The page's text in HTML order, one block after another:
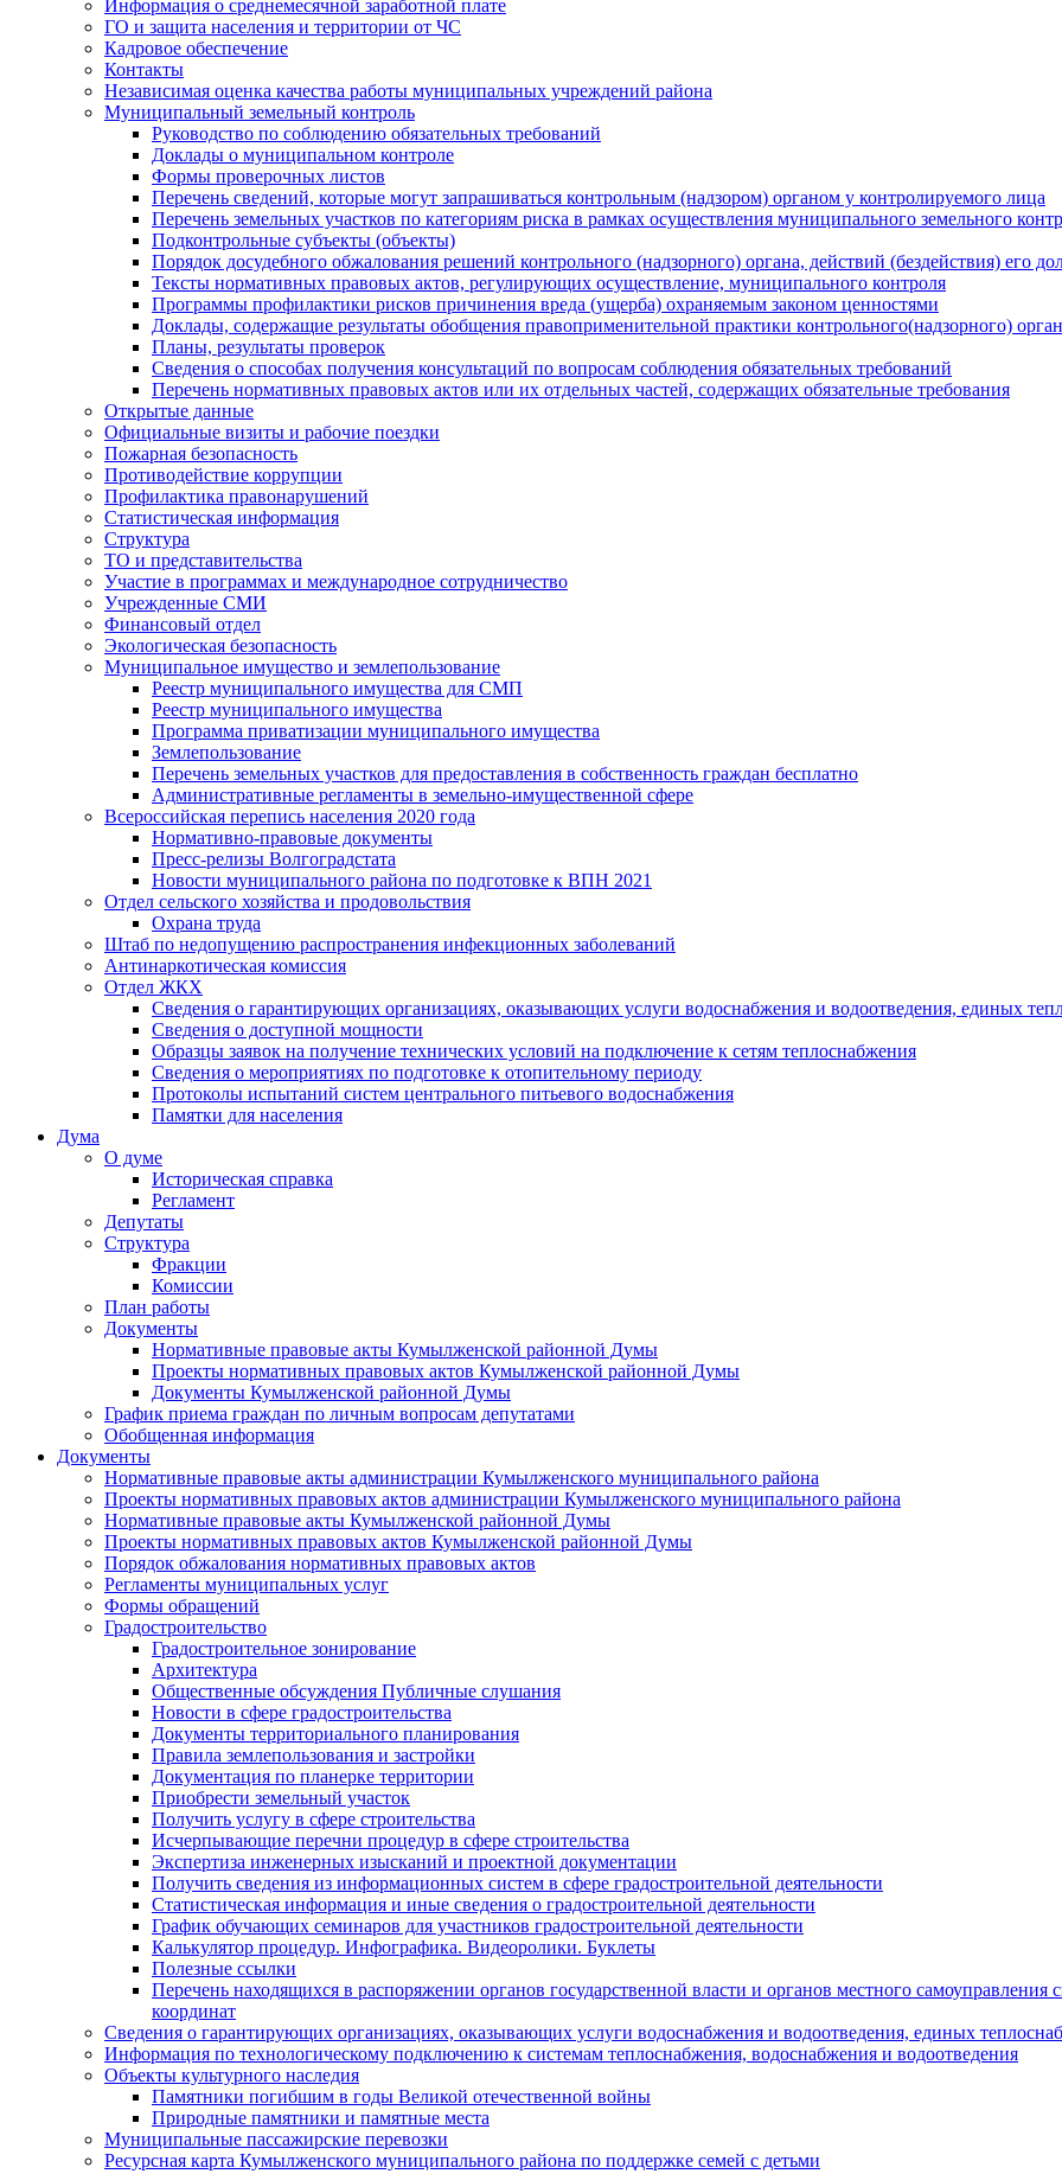
Информация о среднемесячной заработной плате
ГО и защита населения и территории от ЧС
Кадровое обеспечение
Контакты
Независимая оценка качества работы муниципальных учреждений района
Муниципальный земельный контроль
Руководство по соблюдению обязательных требований
Доклады о муниципальном контроле
Формы проверочных листов
Перечень сведений, которые могут запрашиваться контрольным (надзором) органом у контролируемого лица
Перечень земельных участков по категориям риска в рамках осуществления муниципального земельного
Подконтрольные субъекты (объекты)
Порядок досудебного обжалования решений контрольного (надзорного) органа, действий (бездействия) его
Тексты нормативных правовых актов, регулирующих осуществление, муниципального контроля
Программы профилактики рисков причинения вреда (ущерба) охраняемым законом ценностями
Доклады, содержащие результаты обобщения правоприменительной практики контрольного(надзорного)
Планы, результаты проверок
Сведения о способах получения консультаций по вопросам соблюдения обязательных требований
Перечень нормативных правовых актов или их отдельных частей, содержащих обязательные требования
Открытые данные
Официальные визиты и рабочие поездки
Пожарная безопасность
Противодействие коррупции
Профилактика правонарушений
Статистическая информация
Структура
ТО и представительства
Участие в программах и международное сотрудничество
Учрежденные СМИ
Финансовый отдел
Экологическая безопасность
Муниципальное имущество и землепользование
Реестр муниципального имущества для СМП
Реестр муниципального имущества
Программа приватизации муниципального имущества
Землепользование
Перечень земельных участков для предоставления в собственность граждан бесплатно
Административные регламенты в земельно-имущественной сфере
Всероссийская перепись населения 2020 года
Нормативно-правовые документы
Пресс-релизы Волгоградстата
Новости муниципального района по подготовке к ВПН 2021
Отдел сельского хозяйства и продовольствия
Охрана труда
Штаб по недопущению распространения инфекционных заболеваний
Антинаркотическая комиссия
Отдел ЖКХ
Сведения о гарантирующих организациях, оказывающих услуги водоснабжения и водоотведения, единых
Сведения о доступной мощности
Образцы заявок на получение технических условий на подключение к сетям теплоснабжения
Сведения о мероприятиях по подготовке к отопительному периоду
Протоколы испытаний систем центрального питьевого водоснабжения
Памятки для населения
Дума
О думе
Историческая справка
Регламент
Депутаты
Структура
Фракции
Комиссии
План работы
Документы
Нормативные правовые акты Кумылженской районной Думы
Проекты нормативных правовых актов Кумылженской районной Думы
Документы Кумылженской районной Думы
График приема граждан по личным вопросам депутатами
Обобщенная информация
Документы
Нормативные правовые акты администрации Кумылженского муниципального района
Проекты нормативных правовых актов администрации Кумылженского муниципального района
Нормативные правовые акты Кумылженской районной Думы
Проекты нормативных правовых актов Кумылженской районной Думы
Порядок обжалования нормативных правовых актов
Регламенты муниципальных услуг
Формы обращений
Градостроительство
Градостроительное зонирование
Архитектура
Общественные обсуждения Публичные слушания
Новости в сфере градостроительства
Документы территориального планирования
Правила землепользования и застройки
Документация по планерке территории
Приобрести земельный участок
Получить услугу в сфере строительства
Исчерпывающие перечни процедур в сфере строительства
Экспертиза инженерных изысканий и проектной документации
Получить сведения из информационных систем в сфере градостроительной деятельности
Статистическая информация и иные сведения о градостроительной деятельности
График обучающих семинаров для участников градостроительной деятельности
Калькулятор процедур. Инфографика. Видеоролики. Буклеты
Полезные ссылки
Перечень находящихся в распоряжении органов государственной власти и органов местного
координат
Сведения о гарантирующих организациях, оказывающих услуги водоснабжения и водоотведения, единых
Информация по технологическому подключению к системам теплоснабжения, водоснабжения и водоотведения
Объекты культурного наследия
Памятники погибшим в годы Великой отечественной войны
Природные памятники и памятные места
Муниципальные пассажирские перевозки
Ресурсная карта Кумылженского муниципального района по поддержке семей с детьми